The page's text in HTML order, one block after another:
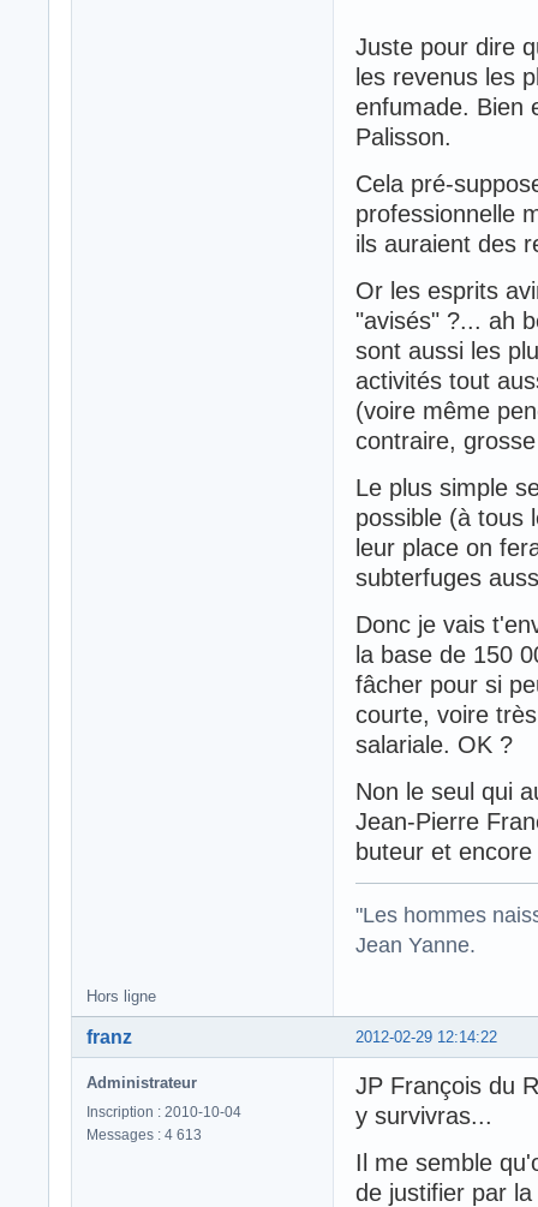
Juste pour dire
les revenus les
enfumade. Bien
Palisson.
Cela pré-
professionnelle
ils auraient des
Or les esprits
"avisés" ?... ah
sont aussi les
activités tout
(voire même
contraire,
Le plus simple
possible (à tous
leur place on
subterfuges
Donc je vais
la base de 150
fâcher pour si
courte, voire
salariale. OK ?
Non le seul qui
Jean-Pierre
buteur et
"Les hommes
Jean Yanne.
Hors ligne
2012-02-29 12:14:22
franz
Administrateur
Inscription : 2010-10-04
Messages : 4 613
JP François du
y survivras...
Il me semble
de justifier par